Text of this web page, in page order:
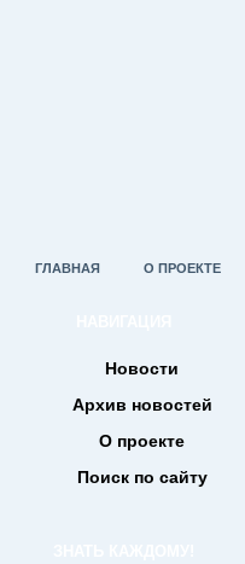
ГЛАВНАЯ О ПРОЕКТЕ
Новости
Архив новостей
О проекте
Поиск по сайту